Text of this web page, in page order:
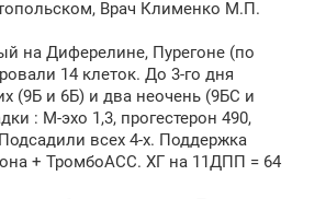
Врач Клименко М.П.
на Диферелине, Пурегоне (по
14 клеток. До 3-го дня
(9Б и 6Б) и два неочень (9БС и
: М-эхо 1,3, прогестерон 490,
всех 4-х. Поддержка
+ ТромбоАСС. ХГ на 11ДПП = 64